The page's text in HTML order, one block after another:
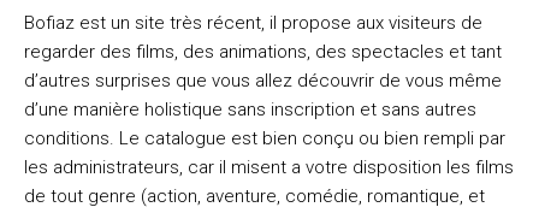
Bofiaz est un site très récent, il propose aux visiteurs de
regarder des films, des animations, des spectacles et tant
d’autres surprises que vous allez découvrir de vous même
d’une manière holistique sans inscription et sans autres
conditions. Le catalogue est bien conçu ou bien rempli par
les administrateurs, car il misent a votre disposition les films
de tout genre (action, aventure, comédie, romantique, et